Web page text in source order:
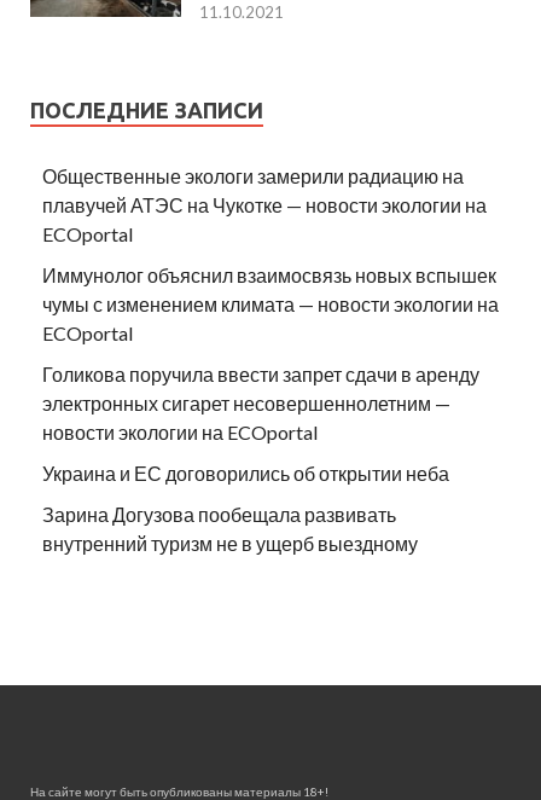
11.10.2021
ПОСЛЕДНИЕ ЗАПИСИ
Общественные экологи замерили радиацию на
плавучей АТЭС на Чукотке — новости экологии на
ECOportal
Иммунолог объяснил взаимосвязь новых вспышек
чумы с изменением климата — новости экологии на
ECOportal
Голикова поручила ввести запрет сдачи в аренду
электронных сигарет несовершеннолетним —
новости экологии на ECOportal
Украина и ЕС договорились об открытии неба
Зарина Догузова пообещала развивать
внутренний туризм не в ущерб выездному
На сайте могут быть опубликованы материалы 18+!